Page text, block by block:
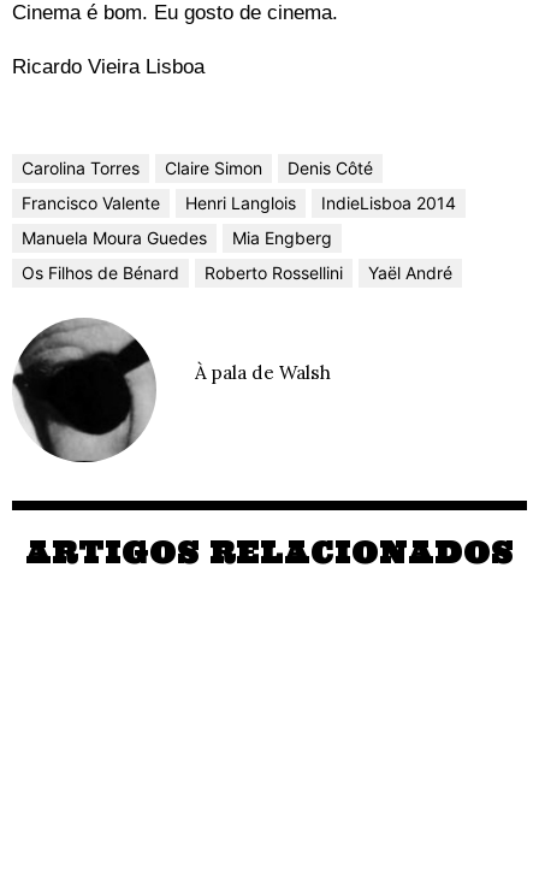
Cinema é bom. Eu gosto de cinema.
Ricardo Vieira Lisboa
Carolina Torres Claire Simon
Denis Côté
Francisco Valente
Henri Langlois
IndieLisboa 2014
Manuela Moura Guedes
Mia Engberg
Os Filhos de Bénard
Roberto Rossellini Yaël André
À pala de Walsh
ARTIGOS RELACIONADOS